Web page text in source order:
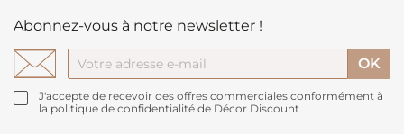
Abonnez-vous à notre newsletter !
J'accepte de recevoir des offres commerciales conformément à
la politique de confidentialité de Décor Discount